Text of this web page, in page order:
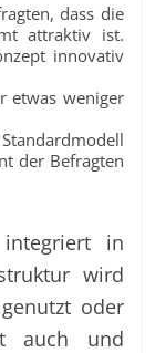
dass die
attraktiv ist.
innovativ
etwas weniger
der Befragten
in
wird
oder
auch und